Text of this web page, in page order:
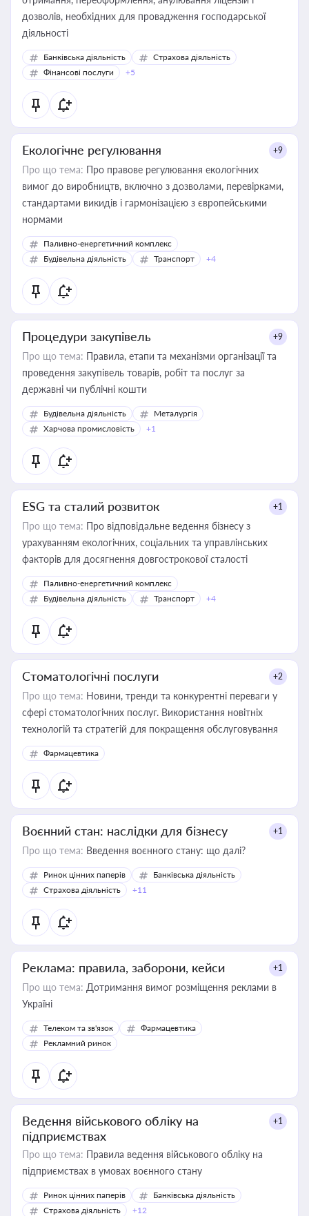
дозволів, необхідних для провадження господарської
діяльності
Банківська діяльність
Страхова діяльність
Фінансові послуги
+5
Екологічне регулювання +9
Про що тема: Про правове регулювання екологічних
вимог до виробництв, включно з дозволами, перевірками,
стандартами викидів і гармонізацією з європейськими
нормами
Паливно-енергетичний комплекс
Будівельна діяльність
Транспорт +4
Процедури закупівель +9
Про що тема: Правила, етапи та механізми організації та
проведення закупівель товарів, робіт та послуг за
державні чи публічні кошти
Будівельна діяльність
Металургія
Харчова промисловість
+1
ESG та сталий розвиток +1
Про що тема: Про відповідальне ведення бізнесу з
урахуванням екологічних, соціальних та управлінських
факторів для досягнення довгострокової сталості
Паливно-енергетичний комплекс
Будівельна діяльність
Транспорт +4
Стоматологічні послуги +2
Про що тема: Новини, тренди та конкурентні переваги у
сфері стоматологічних послуг. Використання новітніх
технологій та стратегій для покращення обслуговування
Фармацевтика
Воєнний стан: наслідки для бізнесу +1
Про що тема: Введення воєнного стану: що далі?
Ринок цінних паперів
Банківська діяльність
Страхова діяльність
+11
Реклама: правила, заборони, кейси +1
Про що тема: Дотримання вимог розміщення реклами в
Україні
Телеком та зв'язок
Фармацевтика
Рекламний ринок
Ведення військового обліку на
підприємствах
+1
Про що тема: Правила ведення військового обліку на
підприємствах в умовах воєнного стану
Ринок цінних паперів
Банківська діяльність
Страхова діяльність
+12